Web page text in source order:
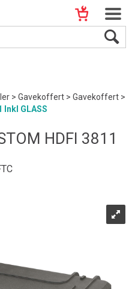
>Gavekoffert>Gavekoffert>
Inkl GLASS
HDFI 3811